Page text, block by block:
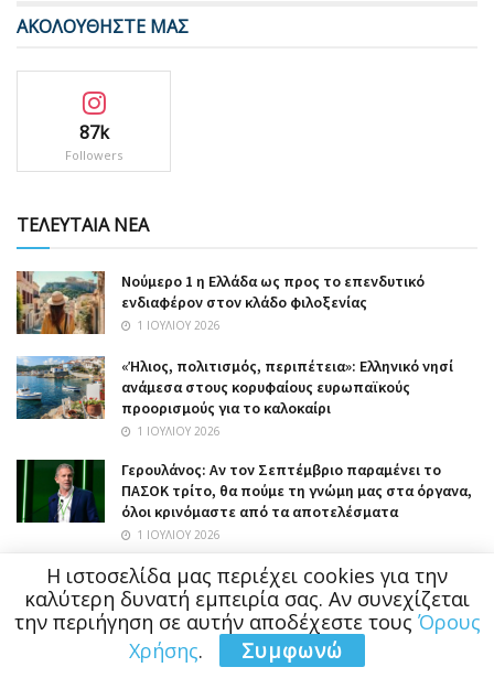
ΑΚΟΛΟΥΘΗΣΤΕ ΜΑΣ
87k
Followers
ΤΕΛΕΥΤΑΙΑ ΝΕΑ
Nούμερο 1 η Ελλάδα ως προς το επενδυτικό
ενδιαφέρον στον κλάδο φιλοξενίας
1 ΙΟΥΛΊΟΥ 2026
«Ήλιος, πολιτισμός, περιπέτεια»: Ελληνικό νησί
ανάμεσα στους κορυφαίους ευρωπαϊκούς
προορισμούς για το καλοκαίρι
1 ΙΟΥΛΊΟΥ 2026
Γερουλάνος: Αν τον Σεπτέμβριο παραμένει το
ΠΑΣΟΚ τρίτο, θα πούμε τη γνώμη μας στα όργανα,
όλοι κρινόμαστε από τα αποτελέσματα
1 ΙΟΥΛΊΟΥ 2026
Πώς έσπασε η τρόικα του ΣΥΡΙΖΑ: Το «παρών»
Πολάκη, η συλλογική ηγεσία και ποιοι θέλουν
Αρβανίτη, αντί Φάμελλου
1 ΙΟΥΛΊΟΥ 2026
Η ιστοσελίδα μας περιέχει cookies για την
καλύτερη δυνατή εμπειρία σας. Αν συνεχίζεται
την περιήγηση σε αυτήν αποδέχεστε τους Όρους
Χρήσης. Συμφωνώ